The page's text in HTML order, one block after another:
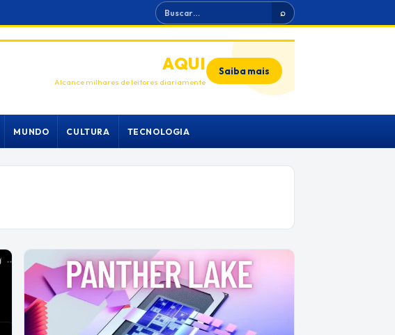
Buscar ⌕
ANUNCIEAQUI
Alcance milhares de leitores diariamente
Saiba mais
MUNDO CULTURA TECNOLOGIA